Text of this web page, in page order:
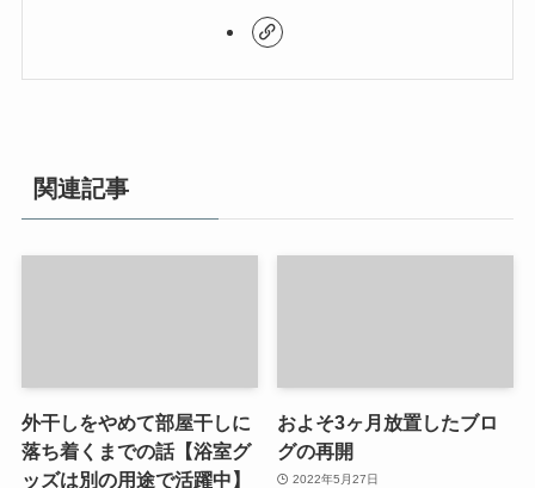
関連記事
外干しをやめて部屋干しに
落ち着くまでの話【浴室グ
ッズは別の用途で活躍中】
およそ3ヶ月放置したブロ
グの再開
2022年5月27日